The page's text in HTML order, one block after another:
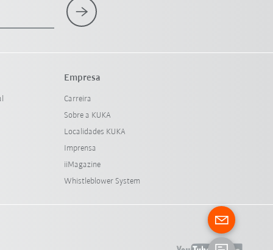
Empresa
Carreira
Sobre a KUKA
Localidades KUKA
Imprensa
iiMagazine
Whistleblower System